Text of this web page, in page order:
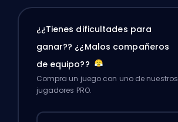
¿¿Tienes dificultades para
ganar?? ¿¿Malos compañeros
de equipo??
Compra un juego con uno de nuestros
jugadores PRO.